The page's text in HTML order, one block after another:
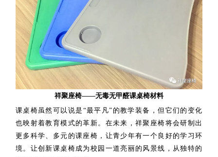
祥聚座椅——无毒无甲醛课桌椅材料
课桌椅虽然可以说是“最平凡”的教学装备，但它们的变化
也映射着教育模式的革新。在未来，祥聚座椅将会研制出
更多科学、多元的课座椅，让青少年有一个良好的学习环
境。让创新课桌椅成为校园一道亮丽的风景线，从独特的